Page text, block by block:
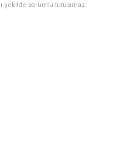
şekilde sorumlu tutulamaz.